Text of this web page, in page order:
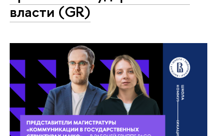
власти (GR)